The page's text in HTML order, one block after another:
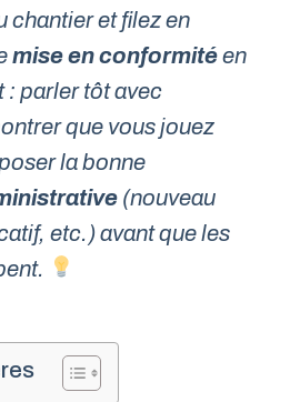
chantier et filez en
mise en conformitéen
: parler tôt avec
que vous jouez
la bonne
(nouveau
etc.) avant que les